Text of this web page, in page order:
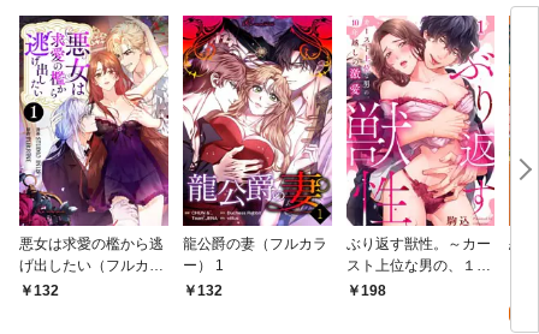
悪女は求愛の檻から逃
げ出したい（フルカラ
ー） 1
132
龍公爵の妻（フルカラ
ー） 1
132
ぶり返す獣性。～カー
スト上位な男の、１０
年越しの激愛１
198
恋